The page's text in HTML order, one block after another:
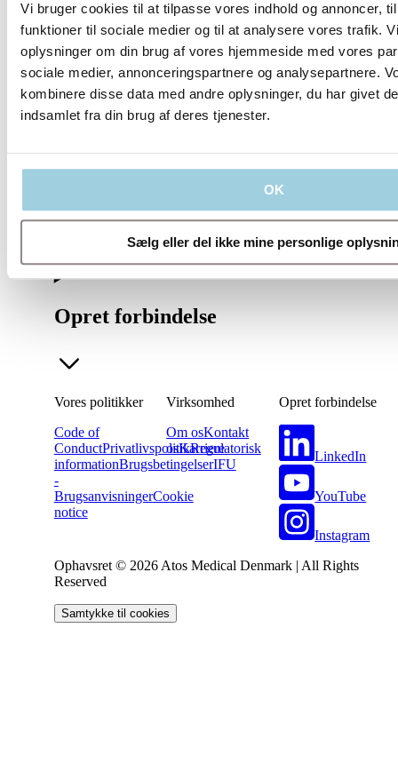
Vi bruger cookies til at tilpasse vores indhold og annoncer,
funktioner til sociale medier og til at analysere vores trafik.
oplysninger om din brug af vores hjemmeside med vores
sociale medier, annonceringspartnere og analysepartnere.
kombinere disse data med andre oplysninger, du har givet
indsamlet fra din brug af deres tjenester.
OK
Sælg eller del ikke mine personlige
Vores politikker
Virksomhed
Opret forbindelse
Vores politikker
Code of
ConductPrivatlivspolitikRegulatorisk
informationBrugsbetingelserIFU
-
BrugsanvisningerCookie
notice
Virksomhed
Om osKontakt
osKarriere
Opret forbindelse
LinkedIn
YouTube
Instagram
Ophavsret © 2026 Atos Medical Denmark | All Rights
Reserved
Samtykke til cookies